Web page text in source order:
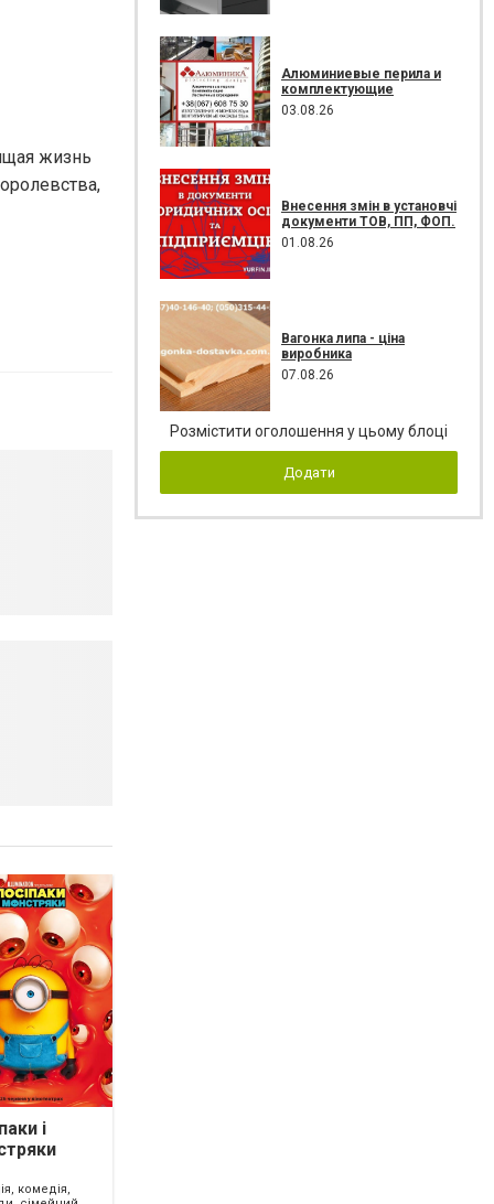
жизнь
і
комедія,
Алюминиевые перила и
комплектующие
03.08.26
Внесення змін в установчі
документи ТОВ, ПП, ФОП.
01.08.26
Вагонка липа - ціна
виробника
07.08.26
Розмістити оголошення у цьому блоці
Додати